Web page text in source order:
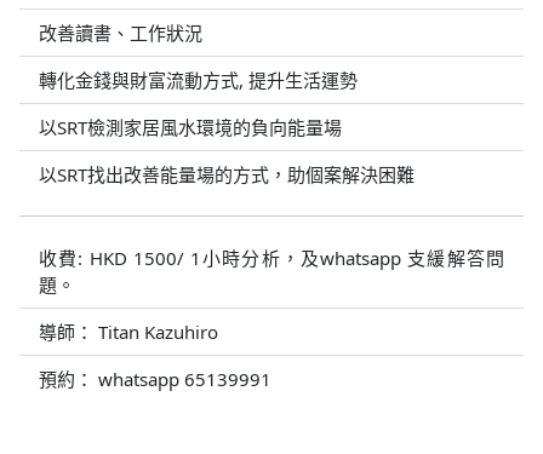
改善讀書、工作狀況
轉化金錢與財富流動方式, 提升生活運勢
以SRT檢測家居風水環境的負向能量場
以SRT找出改善能量場的方式，助個案解決困難
收費: HKD 1500/ 1小時分析，及whatsapp 支緩解答問
題。
導師： Titan Kazuhiro
預約： whatsapp 65139991